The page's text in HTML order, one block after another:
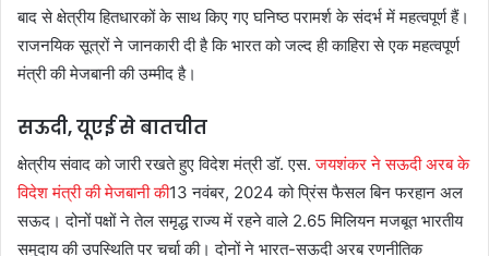
बाद से क्षेत्रीय हितधारकों के साथ किए गए घनिष्ठ परामर्श के संदर्भ में महत्वपूर्ण हैं।
राजनयिक सूत्रों ने जानकारी दी है कि भारत को जल्द ही काहिरा से एक महत्वपूर्ण
मंत्री की मेजबानी की उम्मीद है।
सऊदी, यूएई से बातचीत
क्षेत्रीय संवाद को जारी रखते हुए विदेश मंत्री डॉ. एस.जयशंकर ने सऊदी अरब के
विदेश मंत्री की मेजबानी की13 नवंबर, 2024 को प्रिंस फैसल बिन फरहान अल
सऊद। दोनों पक्षों ने तेल समृद्ध राज्य में रहने वाले 2.65 मिलियन मजबूत भारतीय
समुदाय की उपस्थिति पर चर्चा की। दोनों ने भारत-सऊदी अरब रणनीतिक